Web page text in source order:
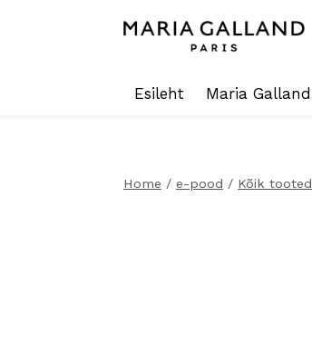
Esileht Maria Galland
Home / e-pood / Kõik tooted